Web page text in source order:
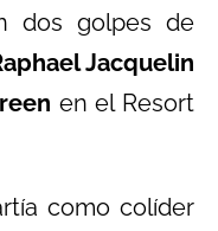
dos golpes de
Jacquelin
en el Resort
como colíder